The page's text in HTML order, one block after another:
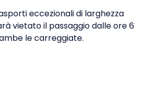
eccezionali di larghezza
vietato il passaggio dalle ore 6
le carreggiate.